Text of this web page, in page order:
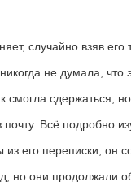
случайно взяв
не думала, что
сдержаться,
Всё подробно
его переписки, он
но они продолжали